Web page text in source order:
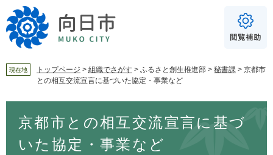
ー
ジ
ニ
ュ
For Foreigners
音声読み上げ
読み上げ 読み上げ設定
やさしい日本語
現在地 トップページ > 組織でさがす > ふるさと創生推進部 > 秘書課 > 京都市
との相互交流宣言に基づいた協定・事業など
京都市との相互交流宣言に基づ
いた協定・事業など